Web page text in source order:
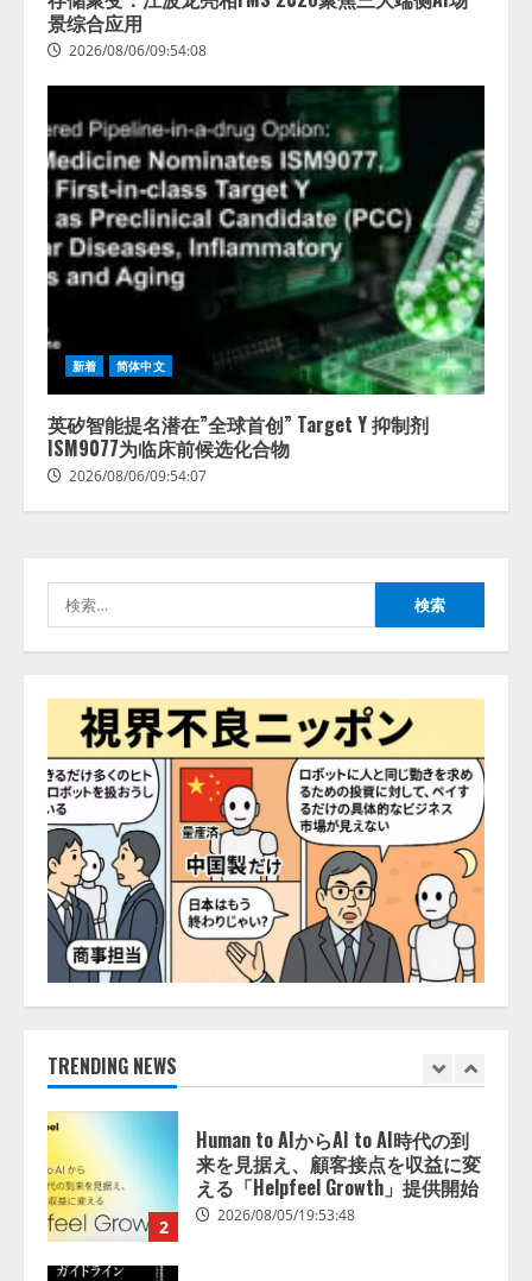
景综合应用
2026/08/06/09:54:08
新着 简体中文
英矽智能提名潜在”全球首创” Target Y 抑制剂
ISM9077为临床前候选化合物
2026/08/06/09:54:07
索:
TRENDING NEWS
Human to AIからAI to AI時代の到
来を見据え、顧客接点を収益に変
える「Helpfeel Growth」提供開始
2026/08/05/19:53:48
3
FDUA 生成AIWG、『金融生成AIガ
イドライン（第1.2版）』を公開
2026/08/05/18:53:45
生成AI経由のWebサイト流入、1年
流入の実態を調査
5
「イベント登録はAIとの対話で完
『Gettii Lite』、AIイベント登録
機能のリリースを発表！ 手数料
4.4％（税込）は据え置きで提供
2026/08/05/15:53:44
1
PeopleX、『AI面接の教科書——
人と人がより良く出会うための使
い方』の刊行予定を公開
2026/08/06/09:53:54
2
Human to AIからAI to AI時代の到
来を見据え、顧客接点を収益に変
3
FDUA 生成AIWG、『金融生成AIガ
イドライン（第1.2版）』を公開
2026/08/05/18:53:45